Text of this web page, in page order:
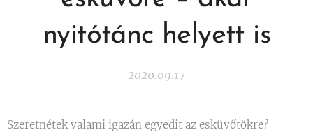
nyitótánc helyett is
2020.09.17
Szeretnétek valami igazán egyedit az esküvőtökre?